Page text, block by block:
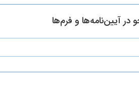
آیین‌نامه‌ها و فرم‌ها